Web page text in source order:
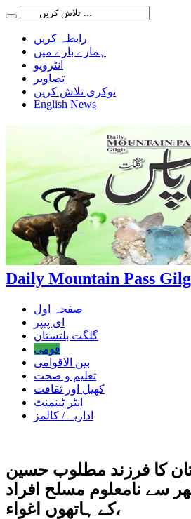
رابطہ کریں
ہمارے بارے میں
انٹرویو
تصاویر
نوکری تلاش کریں
English News
Daily Mountain Pass
صفحہ اول
ای پیپر
گلگت بلتستان
قومی
بین الاقوامی
تعلیم و صحت
کھیل اور ثقافت
انٹر ٹینمنٹ
اداریہ / کالمز
کا فرزند مطلوب حسین
سے نامعلوم مسلح افراد
کے ہاتھوں اغواء،